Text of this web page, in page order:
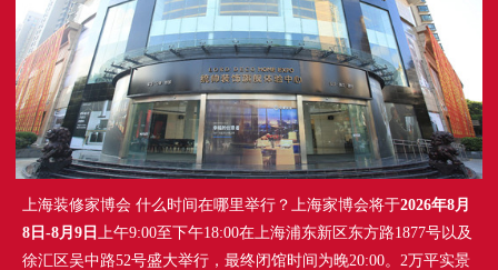
上海装修家博会 什么时间在哪里举行？上海家博会将于2026年8月
8日-8月9日
上午9:00至下午18:00在上海浦东新区东方路1877号以及
徐汇区吴中路52号盛大举行，最终闭馆时间为晚20:00。2万平实景